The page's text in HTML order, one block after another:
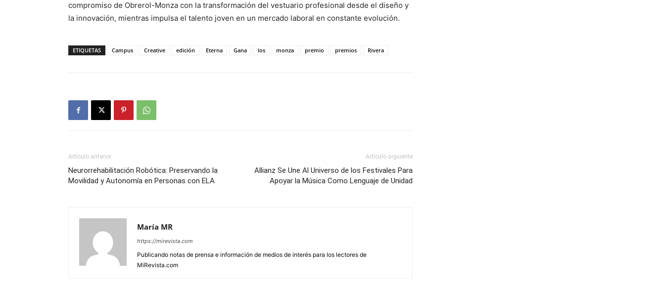
compromiso de Obrerol-Monza con la transformación del vestuario profesional desde el diseño y
la innovación, mientras impulsa el talento joven en un mercado laboral en constante evolución.
ETIQUETAS Campus Creative edición Eterna Gana los monza premio premios Rivera
Artículo anterior
Neurorrehabilitación Robótica: Preservando la
Movilidad y Autonomía en Personas con ELA
Artículo siguiente
Allianz Se Une Al Universo de los Festivales Para
Apoyar la Música Como Lenguaje de Unidad
María MR
https://mirevista.com
Publicando notas de prensa e información de medios de interés para los lectores de
MiRevista.com